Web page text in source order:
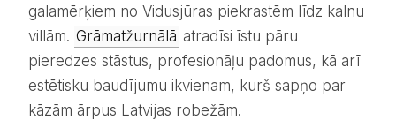
galamērķiem no Vidusjūras piekrastēm līdz kalnu
villām. Grāmatžurnālā atradīsi īstu pāru
pieredzes stāstus, profesionāļu padomus, kā arī
estētisku baudījumu ikvienam, kurš sapņo par
kāzām ārpus Latvijas robežām.